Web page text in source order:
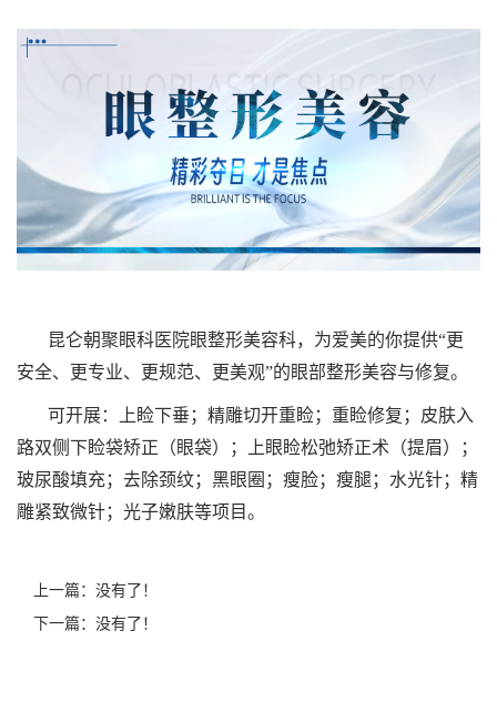
昆仑朝聚眼科医院眼整形美容科，为爱美的你提供“更
安全、更专业、更规范、更美观”的眼部整形美容与修复。
可开展：上睑下垂；精雕切开重睑；重睑修复；皮肤入
路双侧下睑袋矫正（眼袋）；上眼睑松弛矫正术（提眉）；
玻尿酸填充；去除颈纹；黑眼圈；瘦脸；瘦腿；水光针；精
雕紧致微针；光子嫩肤等项目。
上一篇：没有了！
下一篇：没有了！